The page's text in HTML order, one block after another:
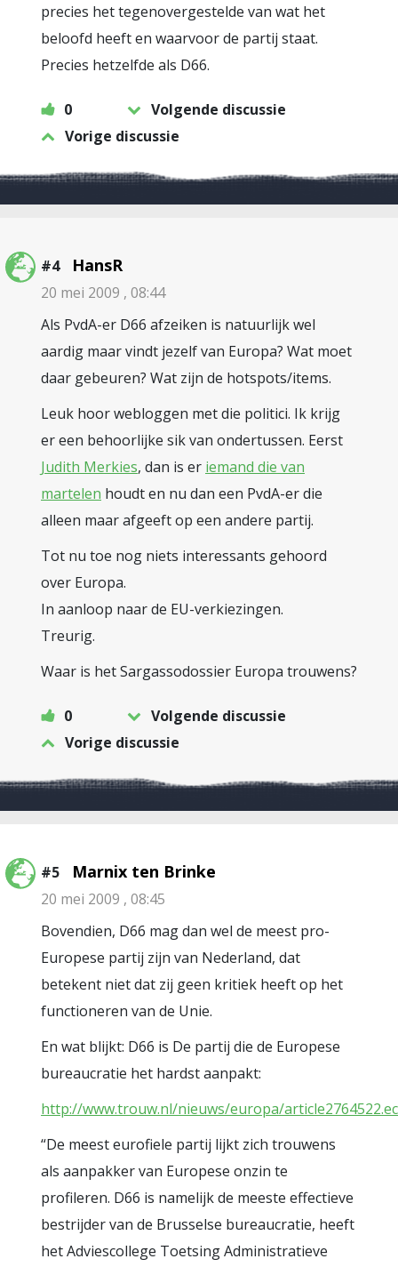
precies het tegenovergestelde van wat het
beloofd heeft en waarvoor de partij staat.
Precies hetzelfde als D66.
0
Volgende discussie
Vorige discussie
#4 HansR
20 mei 2009 , 08:44
Als PvdA-er D66 afzeiken is natuurlijk wel
aardig maar vindt jezelf van Europa? Wat moet
daar gebeuren? Wat zijn de hotspots/items.
Leuk hoor webloggen met die politici. Ik krijg
er een behoorlijke sik van ondertussen. Eerst
Judith Merkies, dan is er iemand die van
martelen houdt en nu dan een PvdA-er die
alleen maar afgeeft op een andere partij.
Tot nu toe nog niets interessants gehoord
over Europa.
In aanloop naar de EU-verkiezingen.
Treurig.
Waar is het Sargassodossier Europa trouwens?
0
Volgende discussie
Vorige discussie
#5 Marnix ten Brinke
20 mei 2009 , 08:45
Bovendien, D66 mag dan wel de meest pro-
Europese partij zijn van Nederland, dat
betekent niet dat zij geen kritiek heeft op het
functioneren van de Unie.
En wat blijkt: D66 is De partij die de Europese
bureaucratie het hardst aanpakt:
http://www.trouw.nl/nieuws/europa/
“De meest eurofiele partij lijkt zich trouwens
als aanpakker van Europese onzin te
profileren. D66 is namelijk de meeste effectieve
bestrijder van de Brusselse bureaucratie, heeft
het Adviescollege Toetsing Administratieve